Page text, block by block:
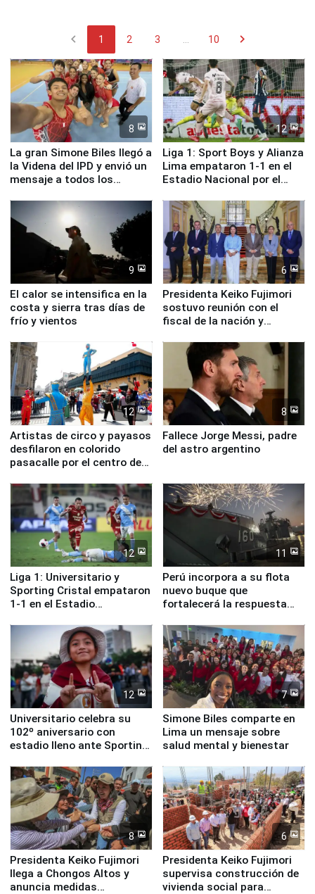
chevron_left 1 2 3 10 chevron_right
8
La gran Simone Biles llegó a
la Videna del IPD y envió un
mensaje a todos los
12
Liga 1: Sport Boys y Alianza
Lima empataron 1-1 en el
Estadio Nacional por el
9
El calor se intensifica en la
costa y sierra tras días de
frío y vientos
6
Presidenta Keiko Fujimori
sostuvo reunión con el
fiscal de la nación y
12
Artistas de circo y payasos
desfilaron en colorido
pasacalle por el centro de
8
Fallece Jorge Messi, padre
del astro argentino
12
Liga 1: Universitario y
Sporting Cristal empataron
1-1 en el Estadio
11
Perú incorpora a su flota
nuevo buque que
fortalecerá la respuesta
12
Universitario celebra su
102º aniversario con
estadio lleno ante Sporting
7
Simone Biles comparte en
Lima un mensaje sobre
salud mental y bienestar
8
Presidenta Keiko Fujimori
llega a Chongos Altos y
anuncia medidas
6
Presidenta Keiko Fujimori
supervisa construcción de
vivienda social para